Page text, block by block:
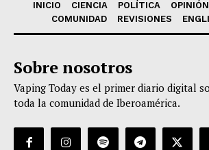
INICIO CIENCIA POLÍTICA OPINIÓN
COMUNIDAD
REVISIONES
Sobre nosotros
Vaping Today es el primer diario digital
toda la comunidad de Iberoamérica.